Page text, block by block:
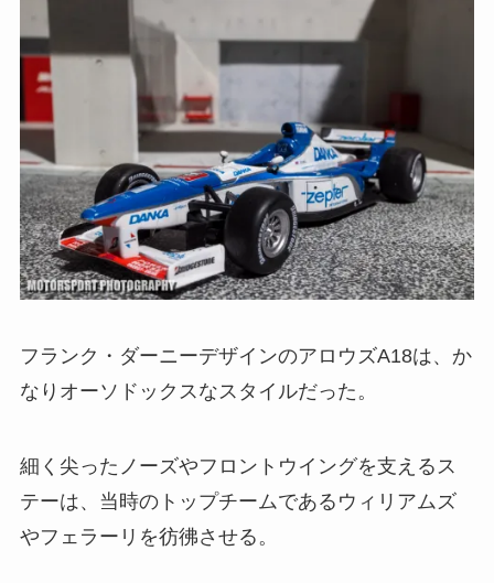
フランク・ダーニーデザインのアロウズA18は、か
なりオーソドックスなスタイルだった。
細く尖ったノーズやフロントウイングを支えるス
テーは、当時のトップチームであるウィリアムズ
やフェラーリを彷彿させる。